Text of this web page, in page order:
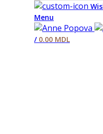
Menu
/ 0.00 MDL